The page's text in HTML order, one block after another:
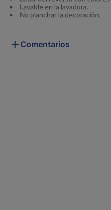
Lavable en la lavadora.
No planchar la decoración.
Comentarios